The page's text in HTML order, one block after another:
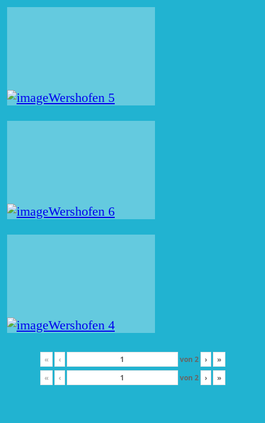
« ‹ von 2 ›
»
«
‹ von 2 › »